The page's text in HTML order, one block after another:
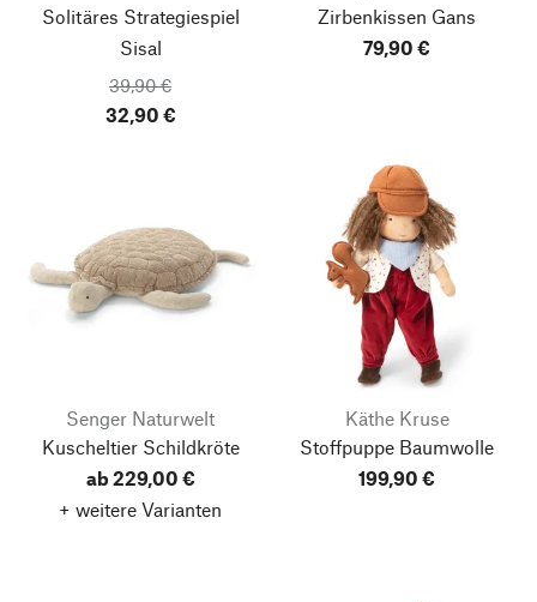
Solitäres Strategiespiel
Sisal
39,90 €
32,90 €
Zirbenkissen Gans
79,90 €
Senger Naturwelt
Kuscheltier Schildkröte
ab 229,00 €
+ weitere Varianten
Käthe Kruse
Stoffpuppe Baumwolle
199,90 €